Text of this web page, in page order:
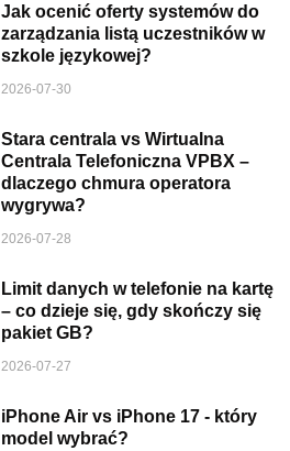
Jak ocenić oferty systemów do
zarządzania listą uczestników w
szkole językowej?
2026-07-30
Stara centrala vs Wirtualna
Centrala Telefoniczna VPBX –
dlaczego chmura operatora
wygrywa?
2026-07-28
Limit danych w telefonie na kartę
– co dzieje się, gdy skończy się
pakiet GB?
2026-07-27
iPhone Air vs iPhone 17 - który
model wybrać?